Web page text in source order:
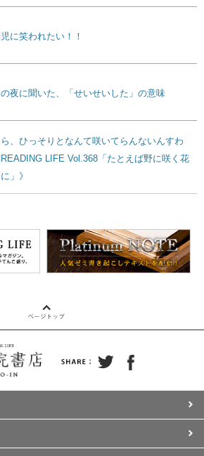
に笑われたい！！
夜に聞いた、「せいせいした」の意味
、ひっそりとなんて咲いてらんないんすわ
READING LIFE Vol.368「たとえば野に咲く花
」》